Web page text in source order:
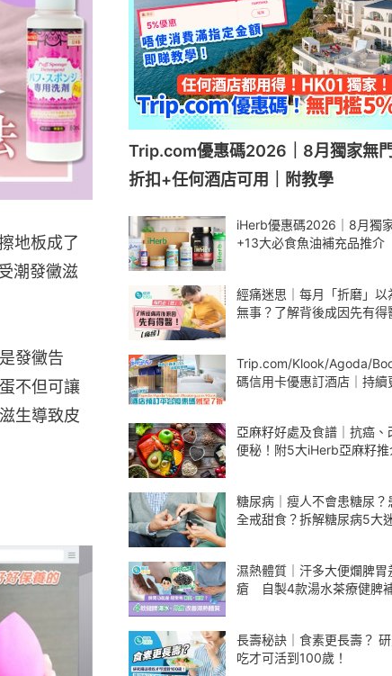
地板成了
潮發黴滋
發黴告
不但可讓
生導致皮
Trip.com優惠碼2026｜8月獨家無
折扣+任何酒店可用｜附教學
iHerb優惠碼2026｜8月獨
+13大必食魚油補充品推介
經痛迷思｜每月「折磨」以
無事？了解背後成因先有得
Trip.com/Klook/Agoda/
碼信用卡優惠訂酒店｜持續
亞麻籽好處及食譜｜抗癌、
便秘！附5大iHerb亞麻籽推
糖尿病｜瘦人不會患糖尿？
全戒甜食？拆解糖尿病5大
濕熱體質｜汗多大便爛脾胃
瘡 自製4款湯水茶療健脾
長壽秘訣｜食素更長壽？
吃才可活到100歲！